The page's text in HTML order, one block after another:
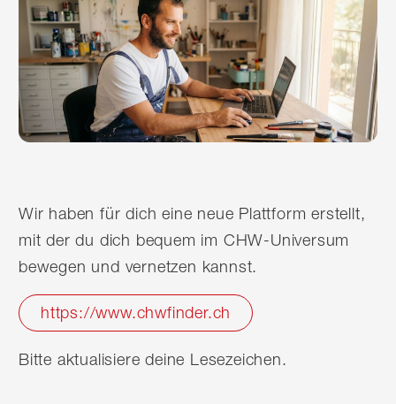
Wir haben für dich eine neue Plattform erstellt,
mit der du dich bequem im CHW-Universum
bewegen und vernetzen kannst.
https://www.chwfinder.ch
Bitte aktualisiere deine Lesezeichen.